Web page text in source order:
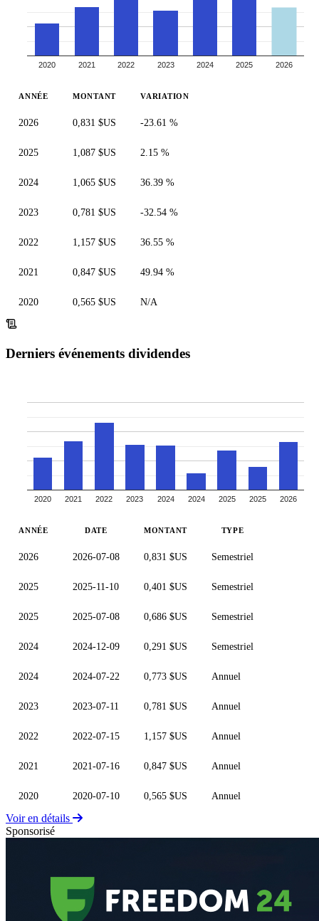
2020 2021 2022 2023 2024 2025 2026
ANNÉE MONTANT VARIATION
2026 0,831 $US -23.61 %
2025 1,087 $US 2.15 %
2024 1,065 $US 36.39 %
2023 0,781 $US -32.54 %
2022 1,157 $US 36.55 %
2021 0,847 $US 49.94 %
2020 0,565 $US N/A
Derniers événements dividendes
2020 2021 2022 2023 2024 2024 2025 2025 2026
ANNÉE DATE MONTANT TYPE
2026 2026-07-08 0,831 $US Semestriel
2025 2025-11-10 0,401 $US Semestriel
2025 2025-07-08 0,686 $US Semestriel
2024 2024-12-09 0,291 $US Semestriel
2024 2024-07-22 0,773 $US Annuel
2023 2023-07-11 0,781 $US Annuel
2022 2022-07-15 1,157 $US Annuel
2021 2021-07-16 0,847 $US Annuel
2020 2020-07-10 0,565 $US Annuel
Voir en détails
Sponsorisé